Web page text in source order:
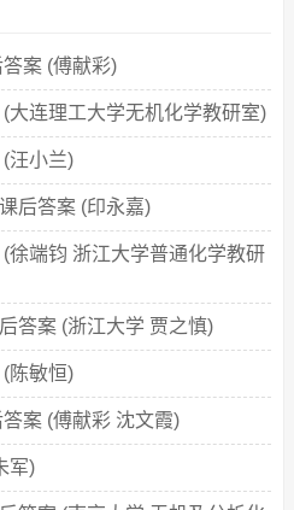
案 (傅献彩)
大连理工大学无机化学教研室)
汪小兰)
后答案 (印永嘉)
徐端钧 浙江大学普通化学教研
答案 (浙江大学 贾之慎)
陈敏恒)
案 (傅献彩 沈文霞)
军)